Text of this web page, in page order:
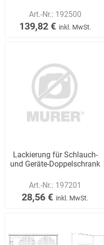
Art.-Nr.: 192500
139,82 € inkl. MwSt.
Lackierung für Schlauch-
und Geräte-Doppelschrank
Art.-Nr.: 197201
28,56 € inkl. MwSt.